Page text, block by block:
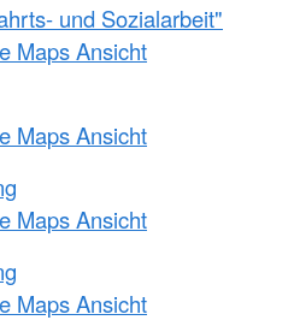
und Sozialarbeit"
Maps Ansicht
Maps Ansicht
Maps Ansicht
Maps Ansicht